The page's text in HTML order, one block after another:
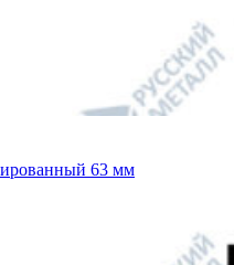
63 мм